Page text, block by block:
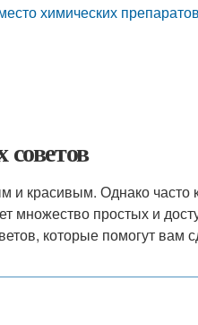
химических препаратов
красивым. Однако часто
множество простых и
которые помогут вам